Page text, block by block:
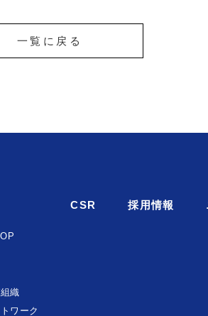
一覧に戻る
織
ワーク
CSR 採用情報